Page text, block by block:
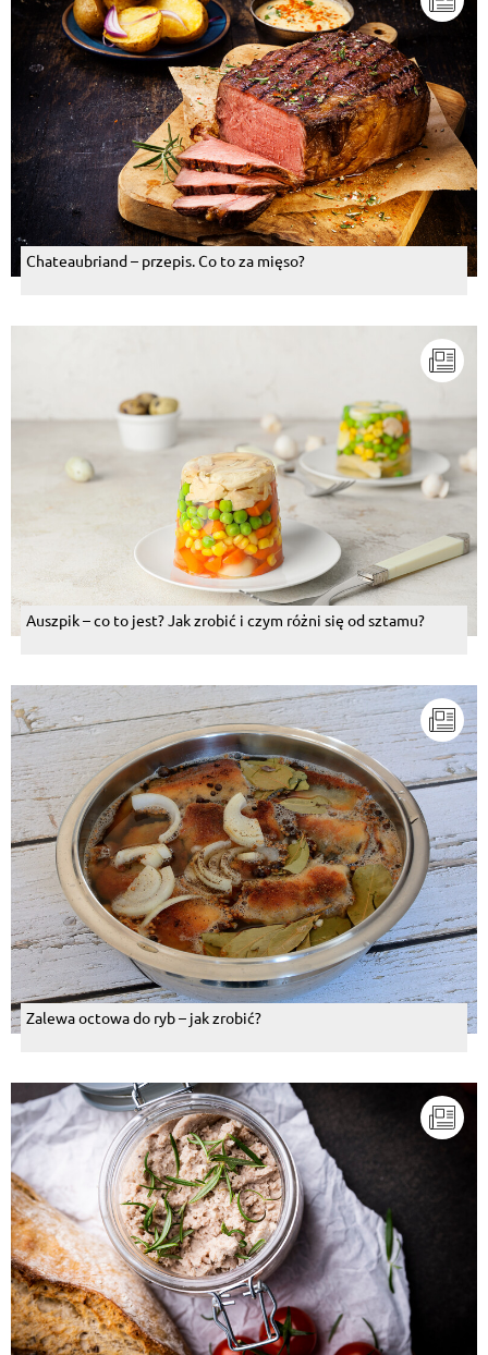
Chateaubriand – przepis. Co to za mięso?
Auszpik – co to jest? Jak zrobić i czym różni się od sztamu?
Zalewa octowa do ryb – jak zrobić?